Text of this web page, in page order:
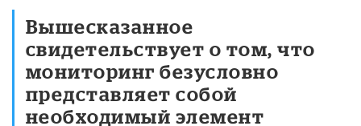
Вышесказанное
свидетельствует о том, что
мониторинг безусловно
представляет собой
необходимый элемент